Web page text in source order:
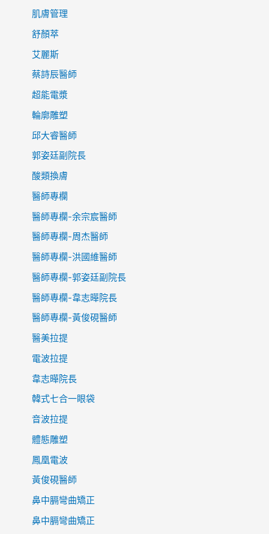
肌膚管理
舒顏萃
艾麗斯
蔡詩辰醫師
超能電漿
輪廓雕塑
邱大睿醫師
郭姿廷副院長
酸類換膚
醫師專欄
醫師專欄-余宗宸醫師
醫師專欄-周杰醫師
醫師專欄-洪國維醫師
醫師專欄-郭姿廷副院長
醫師專欄-韋志曄院長
醫師專欄-黃俊硯醫師
醫美拉提
電波拉提
韋志曄院長
韓式七合一眼袋
音波拉提
體態雕塑
鳳凰電波
黃俊硯醫師
鼻中膈彎曲矯正
鼻中膈彎曲矯正